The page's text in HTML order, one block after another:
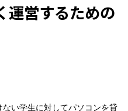
運営するための
い学生に対してパソコンを貸